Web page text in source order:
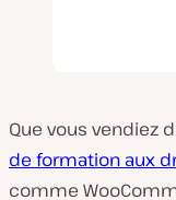
Que vous vendiez
de formation aux
comme